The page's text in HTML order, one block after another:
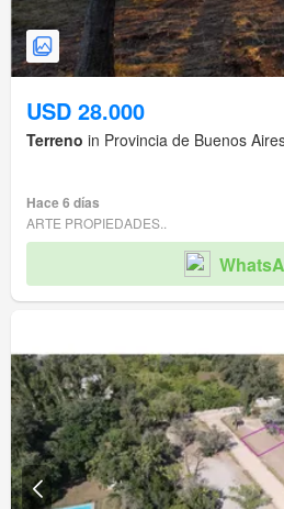
USD 28.000
Terreno in Provincia de Buenos
Hace 6 días
ARTE PROPIEDADES..